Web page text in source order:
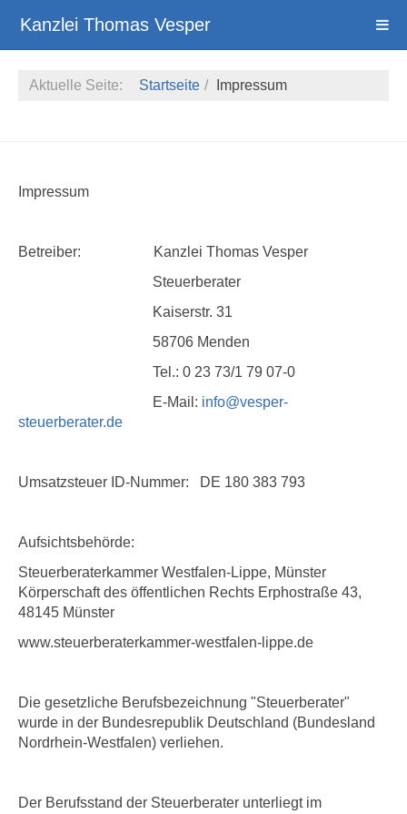
Kanzlei Thomas Vesper
Aktuelle Seite: Startseite Impressum
Impressum
Betreiber: Kanzlei Thomas Vesper
Steuerberater
Kaiserstr. 31
58706 Menden
Tel.: 0 23 73/1 79 07-0
E-Mail: info@vesper-
steuerberater.de
Umsatzsteuer ID-Nummer: DE 180 383 793
Aufsichtsbehörde:
Steuerberaterkammer Westfalen-Lippe, Münster
Körperschaft des öffentlichen Rechts Erphostraße 43,
48145 Münster
www.steuerberaterkammer-westfalen-lippe.de
Die gesetzliche Berufsbezeichnung "Steuerberater"
wurde in der Bundesrepublik Deutschland (Bundesland
Nordrhein-Westfalen) verliehen.
Der Berufsstand der Steuerberater unterliegt im